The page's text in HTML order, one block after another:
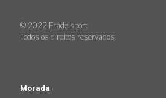
© 2022 Fradelsport
Todos os direitos reservados
Morada